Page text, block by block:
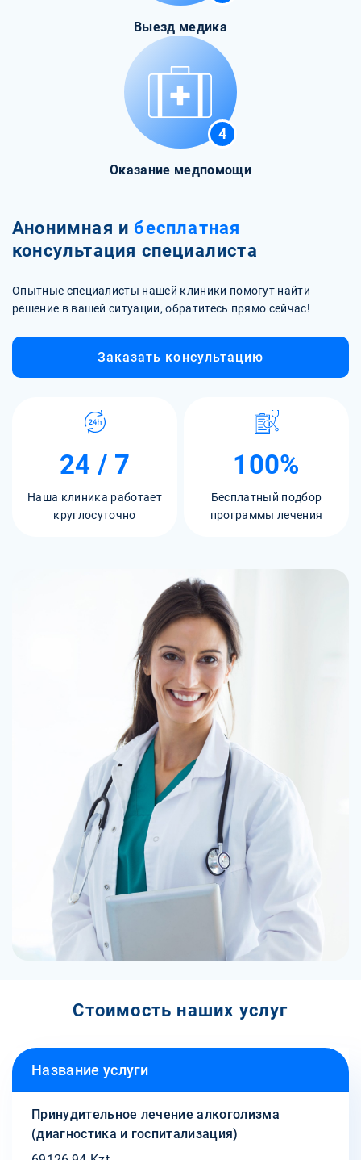
Выезд медика
4
Оказание медпомощи
Анонимная и бесплатная
консультация специалиста
Опытные специалисты нашей клиники помогут найти
решение в вашей ситуации, обратитесь прямо сейчас!
Заказать консультацию
24 / 7
Наша клиника работает
круглосуточно
100%
Бесплатный подбор
программы лечения
Стоимость наших услуг
Название услуги
Принудительное лечение алкоголизма
(диагностика и госпитализация)